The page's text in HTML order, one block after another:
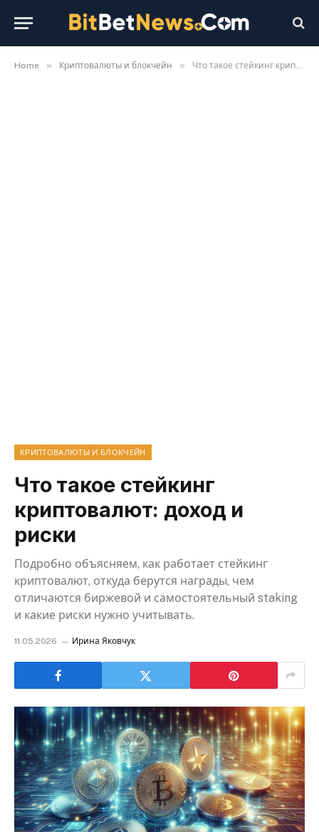
Home » Криптовалюты и блокчейн » Что такое стейкинг криптовалют: доход и риски
КРИПТОВАЛЮТЫ И БЛОКЧЕЙН
Что такое стейкинг
криптовалют: доход и
риски
Подробно объясняем, как работает стейкинг
криптовалют, откуда берутся награды, чем
отличаются биржевой и самостоятельный staking
и какие риски нужно учитывать.
11.05.2026 Ирина Яковчук